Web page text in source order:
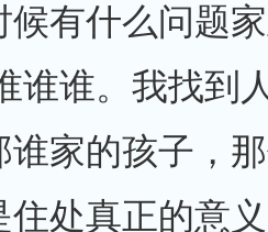
候有什么问题
谁谁。我找到
谁家的孩子，
住处真正的意